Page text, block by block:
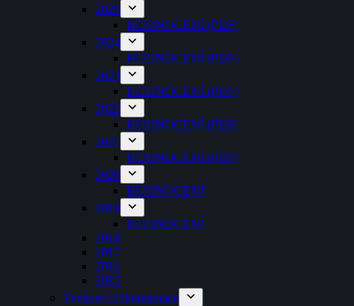
2025
HODNOCENÍ (PDF)
2024
HODNOCENÍ (PDF)
2023
HODNOCENÍ (PDF)
2022
HODNOCENÍ (PDF)
2021
HODNOCENÍ (PDF)
2020
HODNOCENÍ
2019
HODNOCENÍ
2018
2017
2016
2015
Zadávací dokumentace